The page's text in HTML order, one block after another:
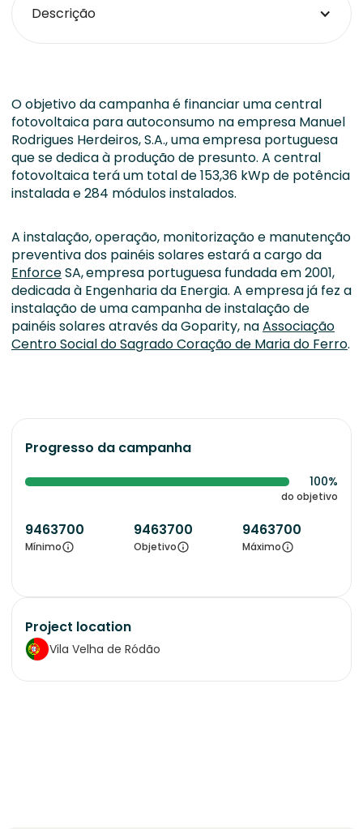
Descrição
O objetivo da campanha é financiar uma central
fotovoltaica para autoconsumo na empresa Manuel
Rodrigues Herdeiros, S.A., uma empresa portuguesa
que se dedica à produção de presunto. A central
fotovoltaica terá um total de 153,36 kWp de potência
instalada e 284 módulos instalados.
A instalação, operação, monitorização e manutenção
preventiva dos painéis solares estará a cargo da
EnforceSA,empresa portuguesa fundada em 2001,
dedicada à Engenharia da Energia. A empresa já fez a
instalação de uma campanha de instalação de
painéis solares através da Goparity, naAssociação
Centro Social do Sagrado Coração de Maria do Ferro.
Progresso da campanha
100%
do objetivo
9463700
Mínimo
9463700
Objetivo
9463700
Máximo
Project location
Vila Velha de Ródão